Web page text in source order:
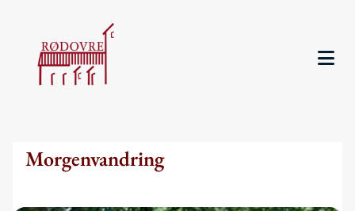
Morgenvandring